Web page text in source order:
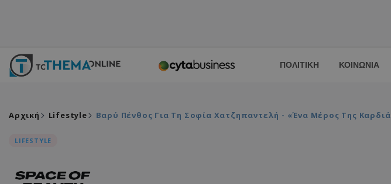
ΠΟΛΙΤΙΚΗ ΚΟΙΝΩΝΙΑ
Αρχική Lifestyle Βαρύ Πένθος Για Τη Σοφία Χατζηπαντελή - «Ένα Μέρος Της
LIFESTYLE